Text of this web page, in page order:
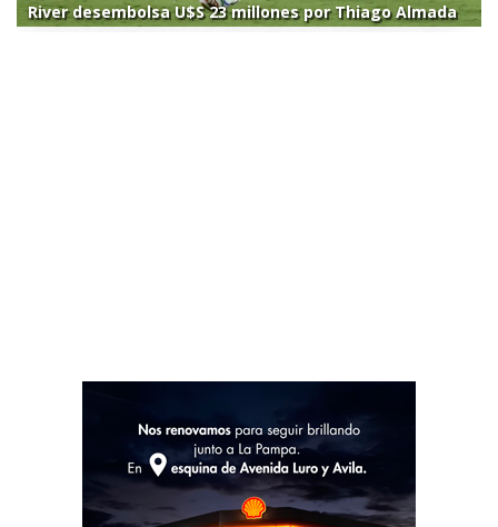
River desembolsa U$S 23 millones por Thiago Almada